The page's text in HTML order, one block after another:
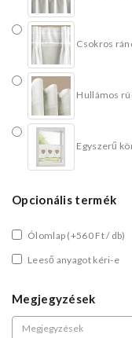
Csokros
Hullámos
Egyszerű
Opcionális termék
Ólomlap (+560 Ft / db)
Leeső anyagot kéri-e
Megjegyzések